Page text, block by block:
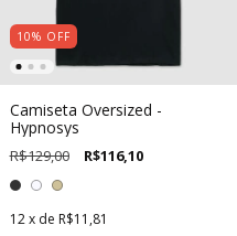
10% OFF
Camiseta Oversized -
Hypnosys
R$129,00 R$116,10
12 x de R$11,81